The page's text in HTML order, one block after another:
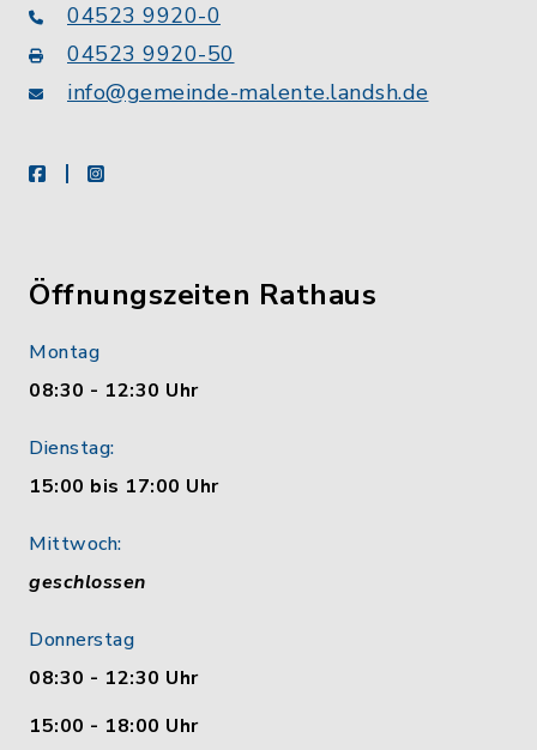
04523 9920-0
04523 9920-50
info@gemeinde-malente.landsh.de
facebookinstagram
Öffnungszeiten Rathaus
Montag
08:30 - 12:30 Uhr
Dienstag:
15:00 bis 17:00 Uhr
Mittwoch:
geschlossen
Donnerstag
08:30 - 12:30 Uhr
15:00 - 18:00 Uhr